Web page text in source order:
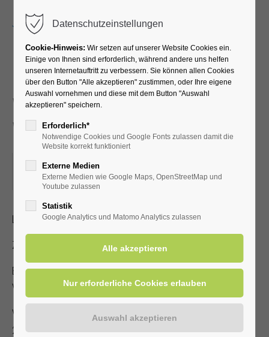
Neues und
Wissenswertes über Bad
Westernkotten
17.04.2023, 15:00
ORT: KURHALLE
Lichtbildervortrag zum Heilbad für Jedermann
Zutritt mit gültiger Kur- /Einwohnerkarte
Es steht nur eine begrenzte Anzahl an Sitzplätzen zur
Verfügung!
Veranstalter: Kurverwaltung Bad Westernkotten, Telefon: 0
29 43 . 976 58 10
Datenschutzeinstellungen
Cookie-Hinweis: Wir setzen auf unserer Website Cookies ein.
Einige von Ihnen sind erforderlich, während andere uns helfen
unseren Internetauftritt zu verbessern. Sie können allen Cookies
über den Button "Alle akzeptieren" zustimmen, oder Ihre eigene
Auswahl vornehmen und diese mit dem Button "Auswahl
akzeptieren" speichern.
Erforderlich*
Notwendige Cookies und Google Fonts zulassen damit die
Website korrekt funktioniert
Externe Medien
Externe Medien wie Google Maps, OpenStreetMap und
Youtube zulassen
Statistik
Google Analytics und Matomo Analytics zulassen